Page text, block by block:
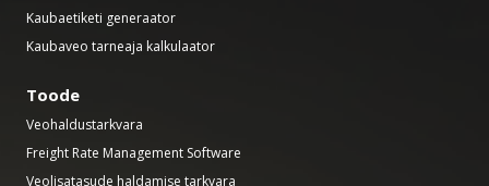
Kaubaetiketi generaator
Kaubaveo tarneaja kalkulaator
Toode
Veohaldustarkvara
Freight Rate Management Software
Veolisatasude haldamise tarkvara